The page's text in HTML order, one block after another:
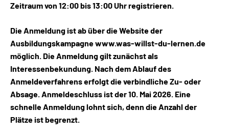
Zeitraum von 12:00 bis 13:00 Uhr registrieren.
Die Anmeldung ist ab über die Website der
Ausbildungskampagne www.was-willst-du-lernen.de
möglich. Die Anmeldung gilt zunächst als
Interessenbekundung. Nach dem Ablauf des
Anmeldeverfahrens erfolgt die verbindliche Zu- oder
Absage. Anmeldeschluss ist der 10. Mai 2026. Eine
schnelle Anmeldung lohnt sich, denn die Anzahl der
Plätze ist begrenzt.